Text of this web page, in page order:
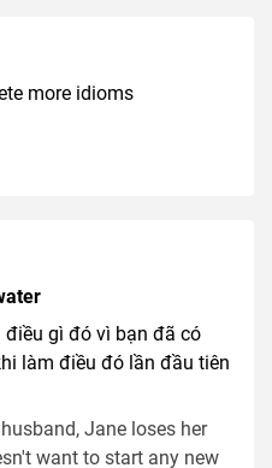
more idioms
gì đó vì bạn đã có
làm điều đó lần đầu tiên
Jane loses her
want to start any new